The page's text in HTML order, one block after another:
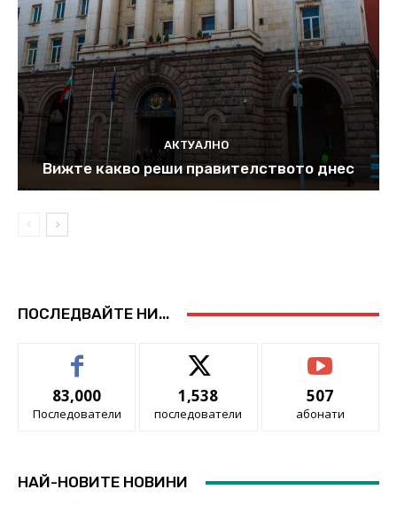
АКТУАЛНО
Вижте какво реши правителството днес
ПОСЛЕДВАЙТЕ НИ...
83,000
Последователи
1,538
последователи
507
абонати
НАЙ-НОВИТЕ НОВИНИ